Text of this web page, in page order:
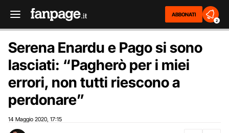
ABBONATI
2
Serena Enardu e Pago si sono
lasciati: “Pagherò per i miei
errori, non tutti riescono a
perdonare”
14 Maggio 2020 17:15